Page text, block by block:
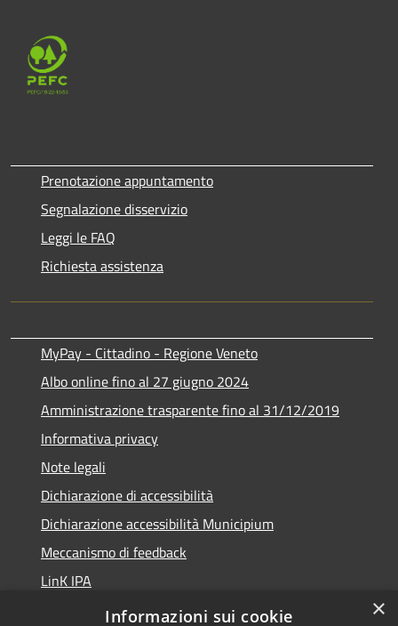
Prenotazione appuntamento
Segnalazione disservizio
Leggi le FAQ
Richiesta assistenza
MyPay - Cittadino - Regione Veneto
Albo online fino al 27 giugno 2024
Amministrazione trasparente fino al 31/12/2019
Informativa privacy
Note legali
Dichiarazione di accessibilità
Dichiarazione accessibilità Municipium
Meccanismo di feedback
LinK IPA
Social media policy
×
Informazioni sui cookie